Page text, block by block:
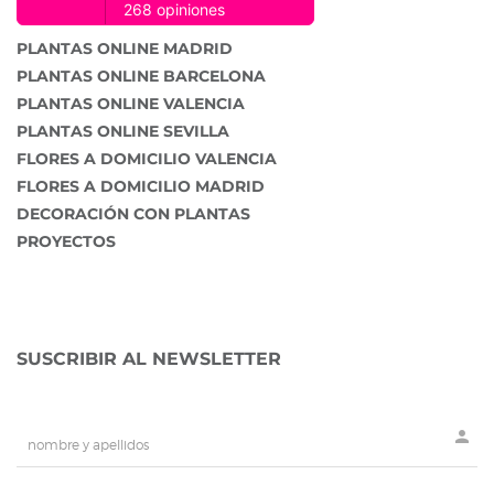
PLANTAS ONLINE MADRID
PLANTAS ONLINE BARCELONA
PLANTAS ONLINE VALENCIA
PLANTAS ONLINE SEVILLA
FLORES A DOMICILIO VALENCIA
FLORES A DOMICILIO MADRID
DECORACIÓN CON PLANTAS
PROYECTOS
SUSCRIBIR AL NEWSLETTER
person